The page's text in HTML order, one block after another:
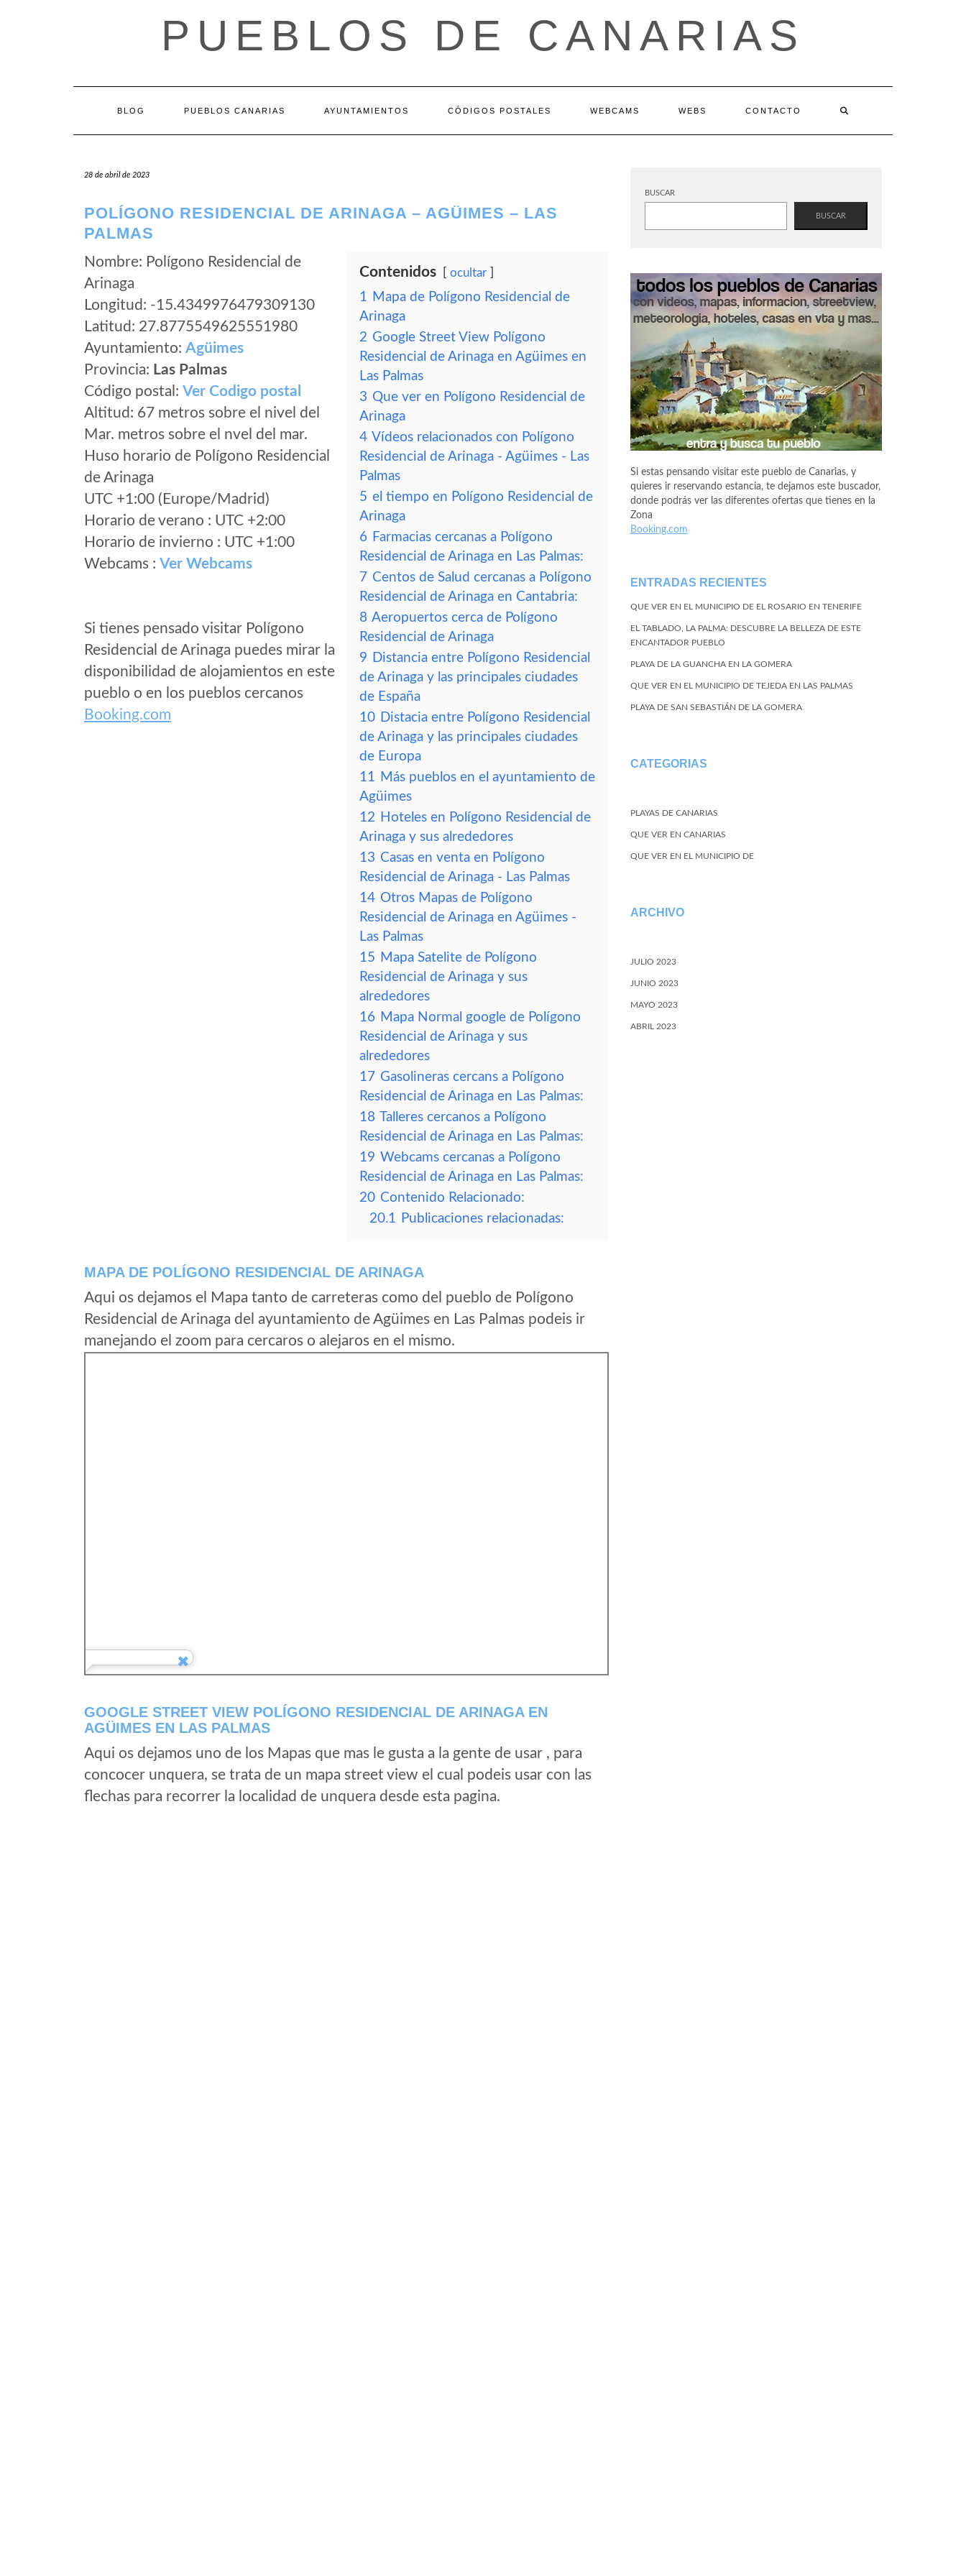
PUEBLOS DE CANARIAS
BLOG PUEBLOS CANARIAS AYUNTAMIENTOS CÓDIGOS POSTALES WEBCAMS WEBS CONTACTO
28 de abril de 2023
POLÍGONO RESIDENCIAL DE ARINAGA – AGÜIMES – LAS
PALMAS
Nombre: Polígono Residencial de
Arinaga
Longitud: -15.4349976479309130
Latitud: 27.8775549625551980
Ayuntamiento: Agüimes
Provincia: Las Palmas
Código postal: Ver Codigo postal
Altitud: 67 metros sobre el nivel del
Mar. metros sobre el nvel del mar.
Huso horario de Polígono Residencial
de Arinaga
UTC +1:00 (Europe/Madrid)
Horario de verano : UTC +2:00
Horario de invierno : UTC +1:00
Webcams : Ver Webcams
Si tienes pensado visitar Polígono
Residencial de Arinaga puedes mirar la
disponibilidad de alojamientos en este
pueblo o en los pueblos cercanos
Booking.com
Contenidos ocultar
1 Mapa de Polígono Residencial de
Arinaga
2 Google Street View Polígono
Residencial de Arinaga en Agüimes en
Las Palmas
3 Que ver en Polígono Residencial de
Arinaga
4 Vídeos relacionados con Polígono
Residencial de Arinaga - Agüimes - Las
Palmas
5 el tiempo en Polígono Residencial de
Arinaga
6 Farmacias cercanas a Polígono
Residencial de Arinaga en Las Palmas:
7 Centos de Salud cercanas a Polígono
Residencial de Arinaga en Cantabria:
8 Aeropuertos cerca de Polígono
Residencial de Arinaga
9 Distancia entre Polígono Residencial
de Arinaga y las principales ciudades
de España
10 Distacia entre Polígono Residencial
de Arinaga y las principales ciudades
de Europa
11 Más pueblos en el ayuntamiento de
Agüimes
12 Hoteles en Polígono Residencial de
Arinaga y sus alrededores
13 Casas en venta en Polígono
Residencial de Arinaga - Las Palmas
14 Otros Mapas de Polígono
Residencial de Arinaga en Agüimes -
Las Palmas
15 Mapa Satelite de Polígono
Residencial de Arinaga y sus
alrededores
16 Mapa Normal google de Polígono
Residencial de Arinaga y sus
alrededores
17 Gasolineras cercans a Polígono
Residencial de Arinaga en Las Palmas:
18 Talleres cercanos a Polígono
Residencial de Arinaga en Las Palmas:
19 Webcams cercanas a Polígono
Residencial de Arinaga en Las Palmas:
20 Contenido Relacionado:
20.1 Publicaciones relacionadas:
MAPA DE POLÍGONO RESIDENCIAL DE ARINAGA
Aqui os dejamos el Mapa tanto de carreteras como del pueblo de Polígono
Residencial de Arinaga del ayuntamiento de Agüimes en Las Palmas podeis ir
manejando el zoom para cercaros o alejaros en el mismo.
GOOGLE STREET VIEW POLÍGONO RESIDENCIAL DE ARINAGA EN
AGÜIMES EN LAS PALMAS
Aqui os dejamos uno de los Mapas que mas le gusta a la gente de usar , para
concocer unquera, se trata de un mapa street view el cual podeis usar con las
flechas para recorrer la localidad de unquera desde esta pagina.
BUSCAR
BUSCAR
Si estas pensando visitar este pueblo de Canarias, y
quieres ir reservando estancia, te dejamos este buscador,
donde podrás ver las diferentes ofertas que tienes en la
Zona
Booking.com
ENTRADAS RECIENTES
QUE VER EN EL MUNICIPIO DE EL ROSARIO EN TENERIFE
EL TABLADO, LA PALMA: DESCUBRE LA BELLEZA DE ESTE
ENCANTADOR PUEBLO
PLAYA DE LA GUANCHA EN LA GOMERA
QUE VER EN EL MUNICIPIO DE TEJEDA EN LAS PALMAS
PLAYA DE SAN SEBASTIÁN DE LA GOMERA
CATEGORIAS
PLAYAS DE CANARIAS
QUE VER EN CANARIAS
QUE VER EN EL MUNICIPIO DE
ARCHIVO
JULIO 2023
JUNIO 2023
MAYO 2023
ABRIL 2023